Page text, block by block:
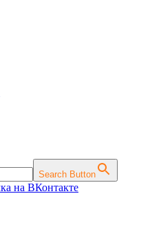
Search Button